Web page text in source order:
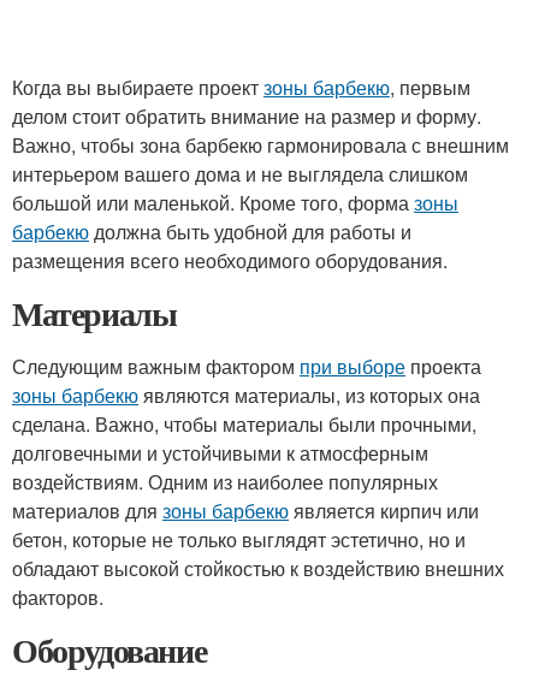
Когда вы выбираете проектзоны барбекю, первым
делом стоит обратить внимание на размер и форму.
Важно, чтобы зона барбекю гармонировала с внешним
интерьером вашего дома и не выглядела слишком
большой или маленькой. Кроме того, формазоны
барбекюдолжна быть удобной для работы и
размещения всего необходимого оборудования.
Материалы
Следующим важным фактором при выборе проекта
зоны барбекюявляются материалы, из которых она
сделана. Важно, чтобы материалы были прочными,
долговечными и устойчивыми к атмосферным
воздействиям. Одним из наиболее популярных
материалов для зоны барбекюявляется кирпич или
бетон, которые не только выглядят эстетично, но и
обладают высокой стойкостью к воздействию внешних
факторов.
Оборудование